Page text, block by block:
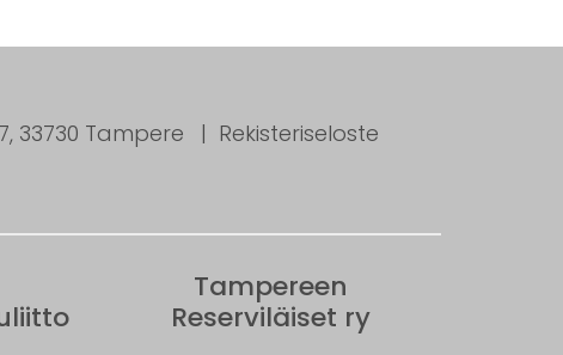
33730 Tampere Rekisteriseloste
Tampereen
Reserviläiset ry